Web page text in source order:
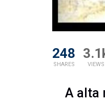
248
SHARES VIEWS
A alta